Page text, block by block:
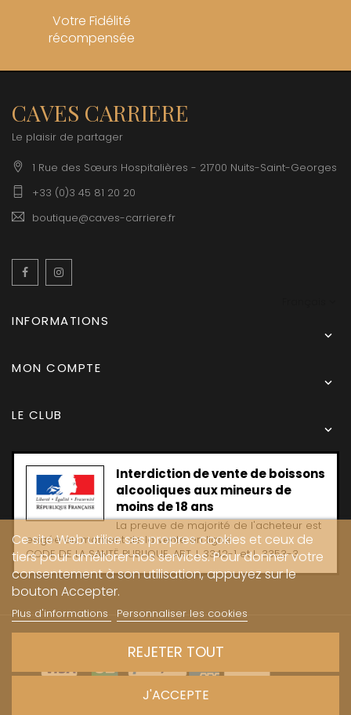
Votre Fidélité
récompensée
CAVES CARRIERE
Le plaisir de partager
1 Rue des Sœurs Hospitalières - 21700 Nuits-Saint-Georges
+33 (0)3 45 81 20 20
boutique@caves-carriere.fr
Facebook
INFORMATIONS

MON COMPTE

LE CLUB

Interdiction de vente de boissons
alcooliques aux mineurs de
moins de 18 ans
La preuve de majorité de l'acheteur est
exigée au moment de la vente en ligne
CODE DE LA SANTË PUBLIQUE, ART. L 3342-1 et L. 3353-3
Ce site Web utilise ses propres cookies et ceux de
tiers pour améliorer nos services. Pour donner votre
consentement à son utilisation, appuyez sur le
bouton Accepter.
Plus d'informations Personnaliser les cookies
REJETER TOUT
J'ACCEPTE